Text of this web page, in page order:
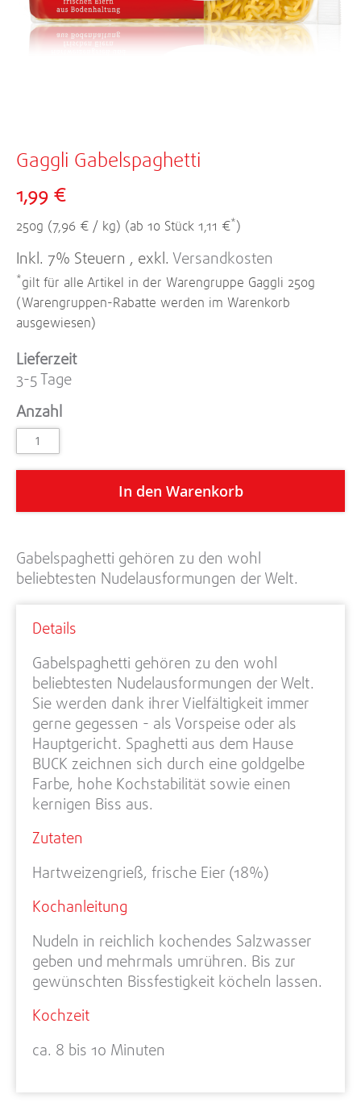
Gaggli Gabelspaghetti
1,99 €
250g (7,96 € / kg) ab 10 Stück 1,11 €*
Inkl. 7% Steuern , exkl. Versandkosten
*gilt für alle Artikel in der Warengruppe Gaggli 250g
(Warengruppen-Rabatte werden im Warenkorb
ausgewiesen)
Lieferzeit
3-5 Tage
Anzahl
In den Warenkorb
Gabelspaghetti gehören zu den wohl
beliebtesten Nudelausformungen der Welt.
Anfang
Bildergalerie
springen
Details
Gabelspaghetti gehören zu den wohl
beliebtesten Nudelausformungen der Welt.
Sie werden dank ihrer Vielfältigkeit immer
gerne gegessen - als Vorspeise oder als
Hauptgericht. Spaghetti aus dem Hause
BUCK zeichnen sich durch eine goldgelbe
Farbe, hohe Kochstabilität sowie einen
kernigen Biss aus.
Zutaten
Hartweizengrieß, frische Eier (18%)
Kochanleitung
Nudeln in reichlich kochendes Salzwasser
geben und mehrmals umrühren. Bis zur
gewünschten Bissfestigkeit köcheln lassen.
Kochzeit
ca. 8 bis 10 Minuten